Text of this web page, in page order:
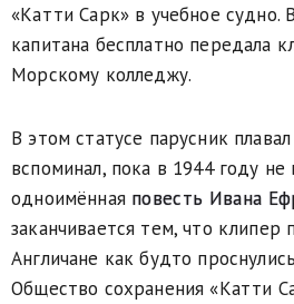
«Катти Сарк» в учебное судно.
капитана бесплатно передала
Морскому колледжу.
В этом статусе парусник
вспоминал, пока в 1944 году
одноимённая повесть Ивана
заканчивается тем, что
Англичане как будто
Общество сохранения «Катти